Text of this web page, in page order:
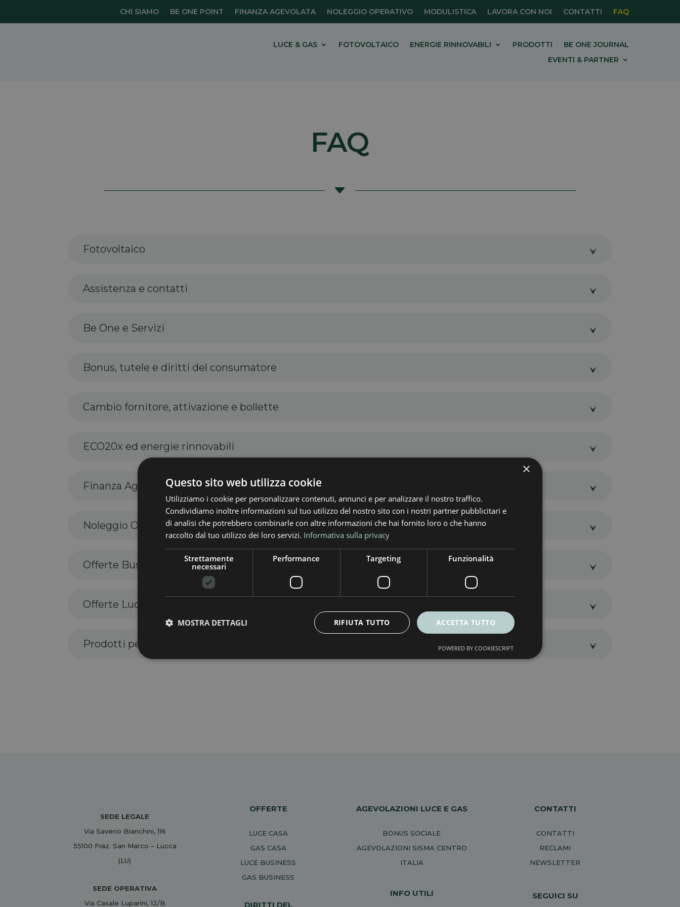
CHI SIAMO BE ONE POINT FINANZA AGEVOLATA NOLEGGIO OPERATIVO MODULISTICA LAVORA CON NOI CONTATTI FAQ
LUCE & GAS FOTOVOLTAICO ENERGIE RINNOVABILI PRODOTTI
BE ONE JOURNAL
EVENTI & PARTNER
FAQ
C
Fotovoltaico e
Assistenza e contatti e
Be One e Servizi e
Bonus, tutele e diritti del consumatore e
Cambio fornitore, attivazione e bollette e
ECO20x ed energie rinnovabili e
Finanza Agevolata e incentivi e
Noleggio Operativo Fotovoltaico e
Offerte Business e Condominio e
Offerte Luce e Gas Casa e
Prodotti per l’efficientamento energetico e
SEDE LEGALE
Via Saverio Bianchini, 116
55100 Fraz. San Marco – Lucca
(LU)
SEDE OPERATIVA
Via Casale Luparini, 12/B
OFFERTE
LUCE CASA
GAS CASA
LUCE BUSINESS
GAS BUSINESS
DIRITTI DEL
AGEVOLAZIONI LUCE E GAS
BONUS SOCIALE
AGEVOLAZIONI SISMA CENTRO
ITALIA
INFO UTILI
CONTATTI
CONTATTI
RECLAMI
NEWSLETTER
SEGUICI SU
×
Questo sito web utilizza cookie
Utilizziamo i cookie per personalizzare contenuti, annunci e per analizzare il nostro traffico.
Condividiamo inoltre informazioni sul tuo utilizzo del nostro sito con i nostri partner pubblicitari e
di analisi che potrebbero combinarle con altre informazioni che hai fornito loro o che hanno
raccolto dal tuo utilizzo dei loro servizi. Informativa sulla privacy
Strettamente
necessari
Performance Targeting Funzionalità
ACCETTA TUTTO
RIFIUTA TUTTO
MOSTRA DETTAGLI
POWERED BY COOKIESCRIPT